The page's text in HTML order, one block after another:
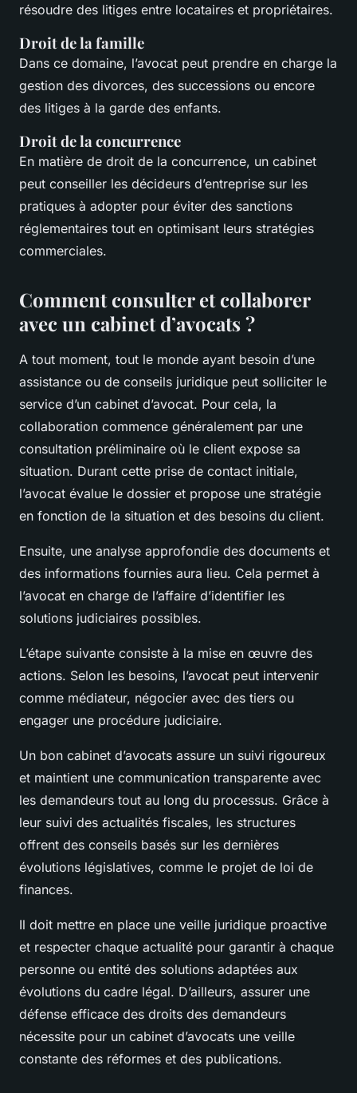
résoudre des litiges entre locataires et propriétaires.
Droit de la famille
Dans ce domaine, l’avocat peut prendre en charge la
gestion des divorces, des successions ou encore
des litiges à la garde des enfants.
Droit de la concurrence
En matière de droit de la concurrence, un cabinet
peut conseiller les décideurs d’entreprise sur les
pratiques à adopter pour éviter des sanctions
réglementaires tout en optimisant leurs stratégies
commerciales.
Comment consulter et collaborer
avec un cabinet d’avocats ?
A tout moment, tout le monde ayant besoin d’une
assistance ou de conseils juridique peut solliciter le
service d’un cabinet d’avocat. Pour cela, la
collaboration commence généralement par une
consultation préliminaire où le client expose sa
situation. Durant cette prise de contact initiale,
l’avocat évalue le dossier et propose une stratégie
en fonction de la situation et des besoins du client.
Ensuite, une analyse approfondie des documents et
des informations fournies aura lieu. Cela permet à
l’avocat en charge de l’affaire d’identifier les
solutions judiciaires possibles.
L’étape suivante consiste à la mise en œuvre des
actions. Selon les besoins, l’avocat peut intervenir
comme médiateur, négocier avec des tiers ou
engager une procédure judiciaire.
Un bon cabinet d’avocats assure un suivi rigoureux
et maintient une communication transparente avec
les demandeurs tout au long du processus. Grâce à
leur suivi des actualités fiscales, les structures
offrent des conseils basés sur les dernières
évolutions législatives, comme le projet de loi de
finances.
Il doit mettre en place une veille juridique proactive
et respecter chaque actualité pour garantir à chaque
personne ou entité des solutions adaptées aux
évolutions du cadre légal. D’ailleurs, assurer une
défense efficace des droits des demandeurs
nécessite pour un cabinet d’avocats une veille
constante des réformes et des publications.